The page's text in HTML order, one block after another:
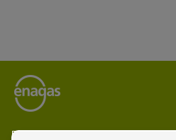
Enagás es el operador líder de